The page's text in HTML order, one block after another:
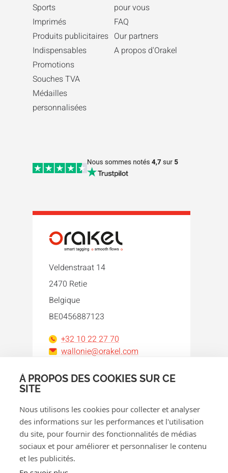
À PROPOS DES COOKIES SUR CE
SITE
Nous utilisons les cookies pour collecter et analyser
des informations sur les performances et l'utilisation
du site, pour fournir des fonctionnalités de médias
sociaux et pour améliorer et personnaliser le contenu
et les publicités.
Sports
Imprimés
Produits publicitaires
Indispensables
Promotions
Souches TVA
Médailles
personnalisées
pour vous
FAQ
Our partners
A propos d'Orakel
Veldenstraat 14
2470 Retie
Belgique
BE0456887123
+32 10 22 27 70
wallonie@orakel.com
FacebookInstagram
LinkedInWhatsApp
YouTube